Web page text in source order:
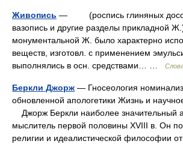
Живопись — (роспись глиняных
вазопись и другие разделы прикладной
монументальной Ж. было характерно
веществ, изготовл. с применением
выполнялись в осн. средствами… …
Беркли Джорж — Гносеология
обновленной апологетики Жизнь и
Джорж Беркли наиболее значительный
мыслитель первой половины XVIII в. Он
религии и идеалистической философии